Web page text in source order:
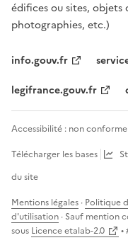
édifices ou sites, objets
photographies, etc.)
info.gouv.fr
legifrance.gouv.fr
Accessibilité : non conforme
Télécharger les bases
du site
Mentions légales · Politique
d'utilisation · Sauf mention
sous Licence etalab-2.0 •